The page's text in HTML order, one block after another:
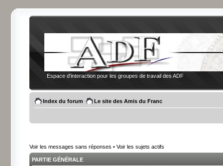
Espace d'interaction pour les groupes de travail des ADF
Index du forum Le site des Amis du Franc
Voir les messages sans réponses • Voir les sujets actifs
PARTIE GÉNÉRALE